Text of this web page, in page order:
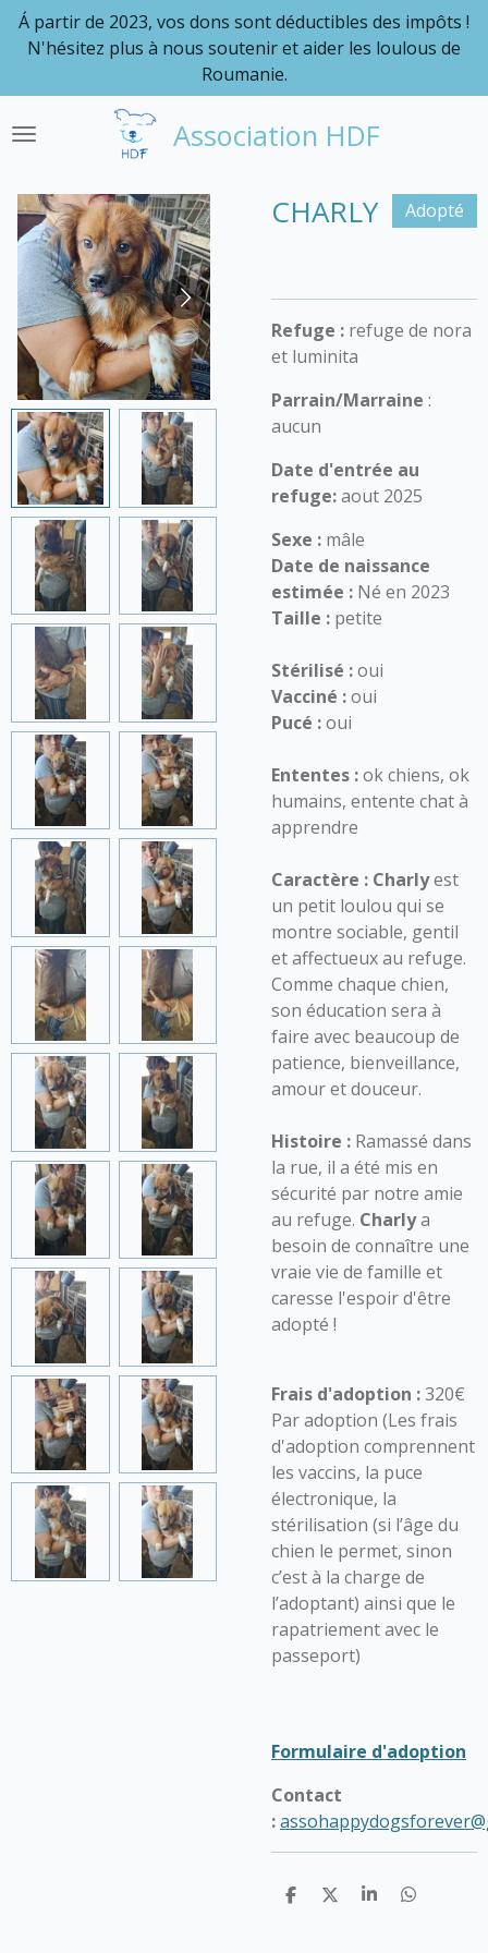
Passer
principal
Association HDF
Á partir de 2023, vos dons sont déductibles des impôts !
N'hésitez plus à nous soutenir et aider les loulous de
Roumanie.
CHARLY Adopté
Refuge : refuge de nora
et luminita
Parrain/Marraine :
aucun
Date d'entrée au
refuge:aout 2025
Sexe : mâle
Date de naissance
estimée : Né en 2023
Taille : petite
Stérilisé :oui
Vacciné :oui
Pucé :oui
Ententes :ok chiens, ok
humains, entente chat à
apprendre
Caractère : Charlyest
un petit loulou qui se
montre sociable, gentil
et affectueux au refuge.
Comme chaque chien,
son éducation sera à
faire avec beaucoup de
patience, bienveillance,
amour et douceur.
Histoire : Ramassé dans
la rue, il a été mis en
sécurité par notre amie
au refuge. Charlya
besoin de connaître une
vraie vie de famille et
caresse l'espoir d'être
adopté !
Frais d'adoption :320€
Par adoption (Les frais
d'adoption comprennent
les vaccins, la puce
électronique, la
stérilisation (si l’âge du
chien le permet, sinon
c’est à la charge de
l’adoptant) ainsi que le
rapatriement avec le
passeport)
Formulaire d'adoption
Contact
:
P
P
P
P